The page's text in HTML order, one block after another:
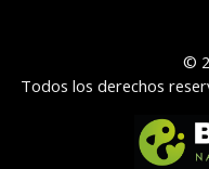
©
Todos los derechos